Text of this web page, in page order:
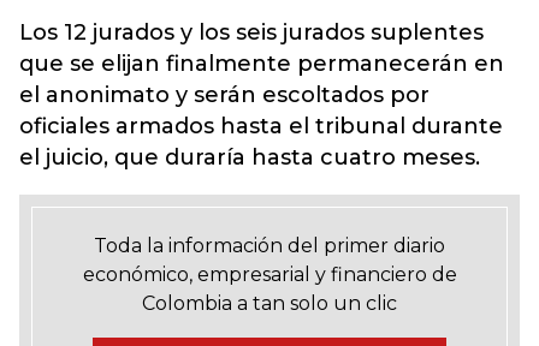
Los 12 jurados y los seis jurados suplentes
que se elijan finalmente permanecerán en
el anonimato y serán escoltados por
oficiales armados hasta el tribunal durante
el juicio, que duraría hasta cuatro meses.
Toda la información del primer diario
económico, empresarial y financiero de
Colombia a tan solo un clic